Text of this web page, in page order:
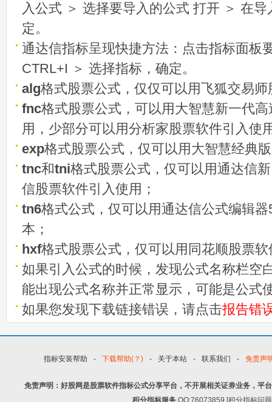
入公式 ＞ 选择要导入的公式 打开 ＞ 在
定。
通达信指标呈现快捷方法：点击指标面板
CTRL+I ＞ 选择指标，确定。
alg格式股票公式，仅仅可以用飞狐交易
fnc格式股票公式，可以用大智慧新一代
用，少部分可以用分析家股票软件引入使
exp格式股票公式，仅可以用大智慧经典
tnc和tni格式股票公式，仅可以用通达信
信股票软件引入使用；
tn6格式公式，仅可以用通达信公式编辑
本；
hxf格式股票公式，仅可以用同花顺股票
如果引入公式的时候，发现公式名称栏空
能出现公式名称并正常显示，可能是公式
如果您发现下载链接错误，请点击报告错
指标安装帮助 - 下载帮助(？) - 关于本站 - 联系我们 - 免责声
免责声明：好股网是股票软件指标公式分享平台，不开展相关证券业务，平